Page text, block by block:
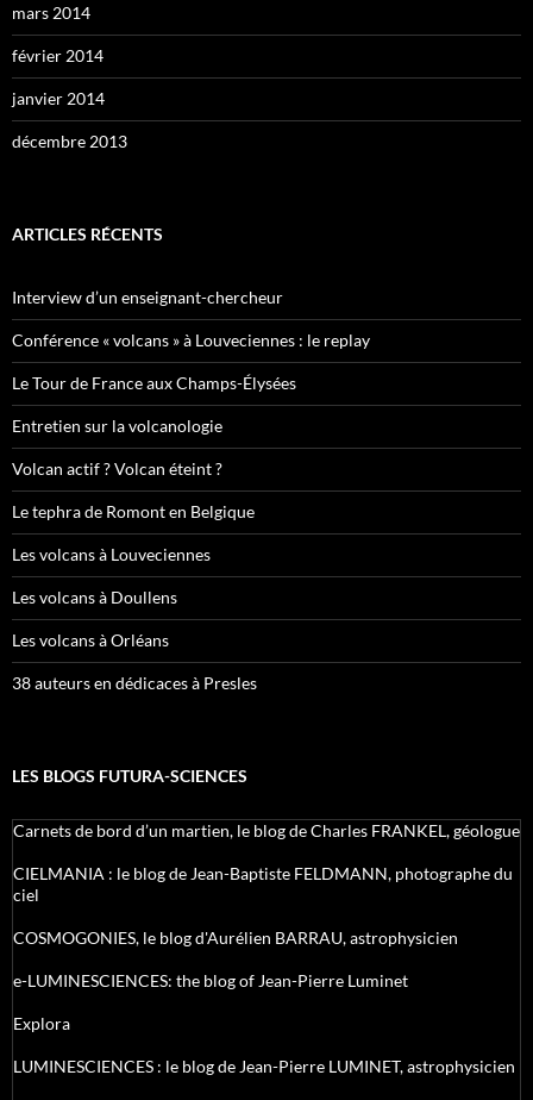
mars 2014
février 2014
janvier 2014
décembre 2013
ARTICLES RÉCENTS
Interview d’un enseignant-chercheur
Conférence « volcans » à Louveciennes : le replay
Le Tour de France aux Champs-Élysées
Entretien sur la volcanologie
Volcan actif ? Volcan éteint ?
Le tephra de Romont en Belgique
Les volcans à Louveciennes
Les volcans à Doullens
Les volcans à Orléans
38 auteurs en dédicaces à Presles
LES BLOGS FUTURA-SCIENCES
Carnets de bord d’un martien, le blog de Charles FRANKEL, géologue
CIELMANIA : le blog de Jean-Baptiste FELDMANN, photographe du
ciel
COSMOGONIES, le blog d'Aurélien BARRAU, astrophysicien
e-LUMINESCIENCES: the blog of Jean-Pierre Luminet
Explora
LUMINESCIENCES : le blog de Jean-Pierre LUMINET, astrophysicien